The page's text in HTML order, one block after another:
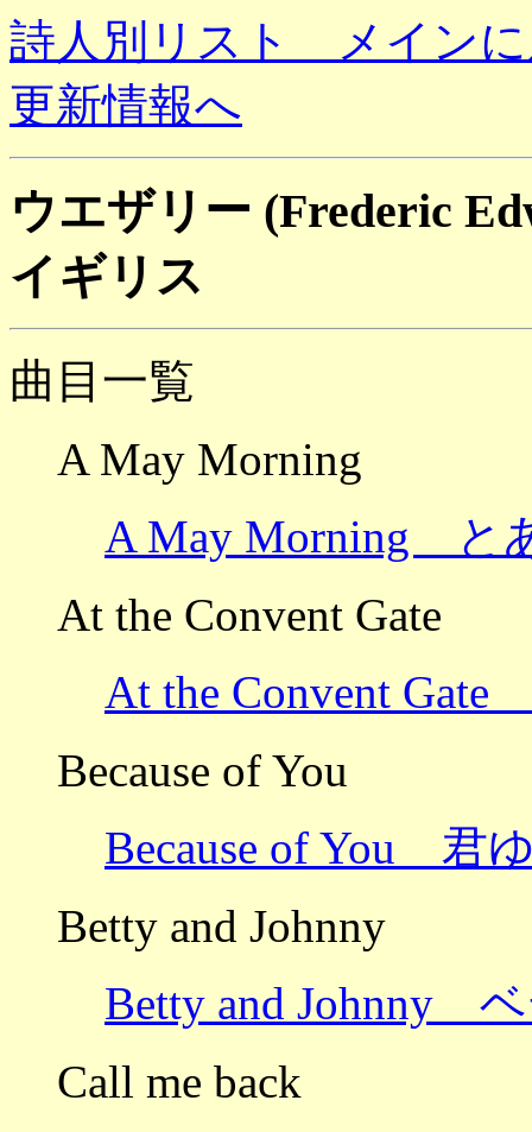
詩人別リスト メイン
更新情報へ
ウエザリー (Frederic
イギリス
曲目一覧
A May Morning
A May Morning と
At the Convent Gate
At the Convent
Because of You
Because of You 君
Betty and Johnny
Betty and Johnny
Call me back